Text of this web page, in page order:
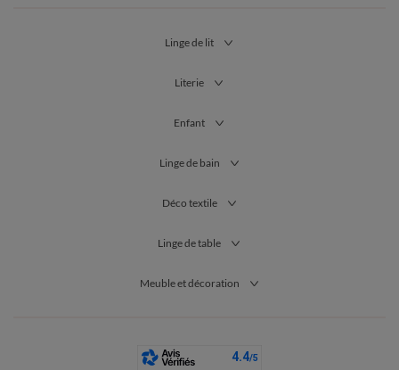
Linge de lit
Literie
Enfant
Linge de bain
Déco textile
Linge de table
Meuble et décoration